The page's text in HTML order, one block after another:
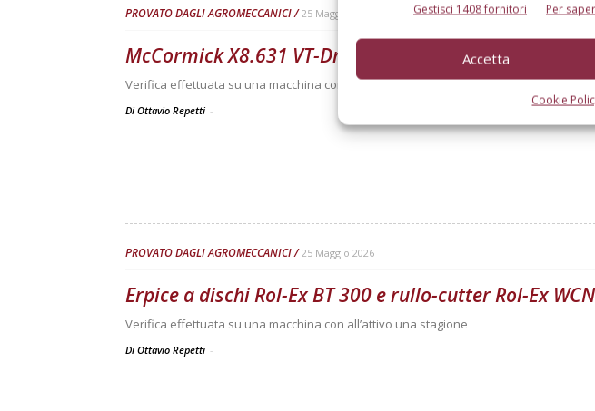
Gestisci 1408 fornitori Per
Accetta
Cookie
PROVATO DAGLI AGROMECCANICI 25 Maggio 2026
McCormick X8.631 VT-Drive
Verifica effettuata su una macchina con all’attivo 300 ore
Di Ottavio Repetti -
PROVATO DAGLI AGROMECCANICI 25 Maggio 2026
Erpice a dischi Rol-Ex BT 300 e rullo-cutter Rol-Ex
Verifica effettuata su una macchina con all’attivo una stagione
Di Ottavio Repetti -